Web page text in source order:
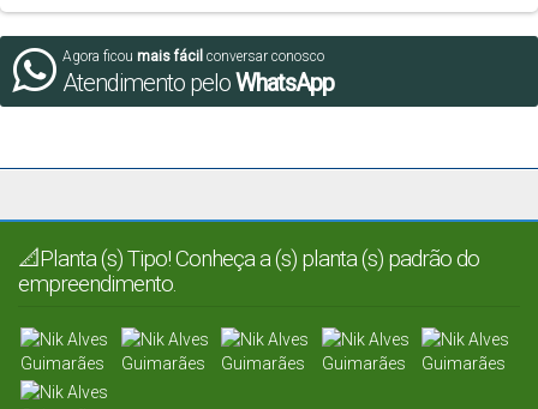
Agora ficou mais fácil conversar conosco
Atendimento peloWhatsApp
📐Planta (s) Tipo! Conheça a (s) planta (s) padrão do
empreendimento.